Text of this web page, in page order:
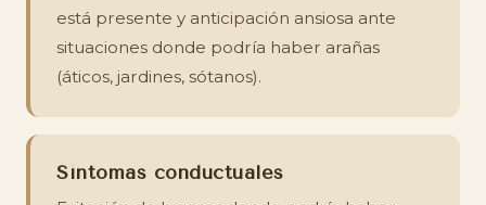
está presente y anticipación ansiosa ante
situaciones donde podría haber arañas
(áticos, jardines, sótanos).
Síntomas conductuales